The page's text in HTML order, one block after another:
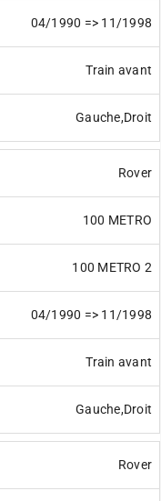
04/1990 => 11/1998
Train avant
Gauche,Droit
Rover
100 METRO
100 METRO 2
04/1990 => 11/1998
Train avant
Gauche,Droit
Rover